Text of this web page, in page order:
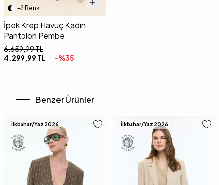
+2 Renk
İpek Krep Havuç Kadın
Pantolon Pembe
6.659,99TL
4.299,99 TL -%35
Benzer Ürünler
İlkbahar/Yaz 2026 İlkbahar/Yaz 2026